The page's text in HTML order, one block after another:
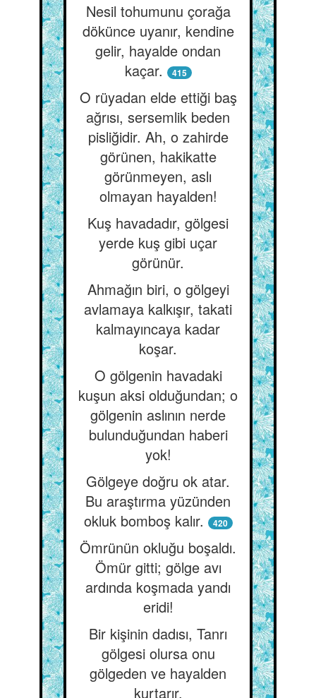
Nesil tohumunu çorağa
dökünce uyanır, kendine
gelir, hayalde ondan
kaçar.
415
O rüyadan elde ettiği baş
ağrısı, sersemlik beden
pisliğidir. Ah, o zahirde
görünen, hakikatte
görünmeyen, aslı
olmayan hayalden!
Kuş havadadır, gölgesi
yerde kuş gibi uçar
görünür.
Ahmağın biri, o gölgeyi
avlamaya kalkışır, takati
kalmayıncaya kadar
koşar.
O gölgenin havadaki
kuşun aksi olduğundan; o
gölgenin aslının nerde
bulunduğundan haberi
yok!
Gölgeye doğru ok atar.
Bu araştırma yüzünden
okluk bomboş kalır.
420
Ömrünün okluğu boşaldı.
Ömür gitti; gölge avı
ardında koşmada yandı
eridi!
Bir kişinin dadısı, Tanrı
gölgesi olursa onu
gölgeden ve hayalden
kurtarır.